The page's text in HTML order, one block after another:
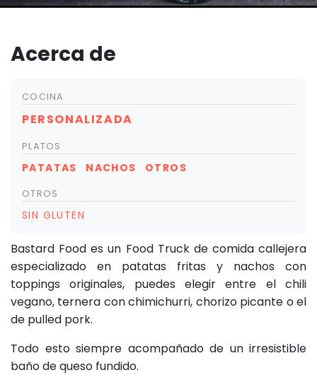
Acerca de
COCINA
PERSONALIZADA
PLATOS
PATATAS NACHOS OTROS
OTROS
SIN GLUTEN
Bastard Food es un Food Truck de comida callejera
especializado en patatas fritas y nachos con
toppings originales, puedes elegir entre el chili
vegano, ternera con chimichurri, chorizo picante o el
de pulled pork.
Todo esto siempre acompañado de un irresistible
baño de queso fundido.